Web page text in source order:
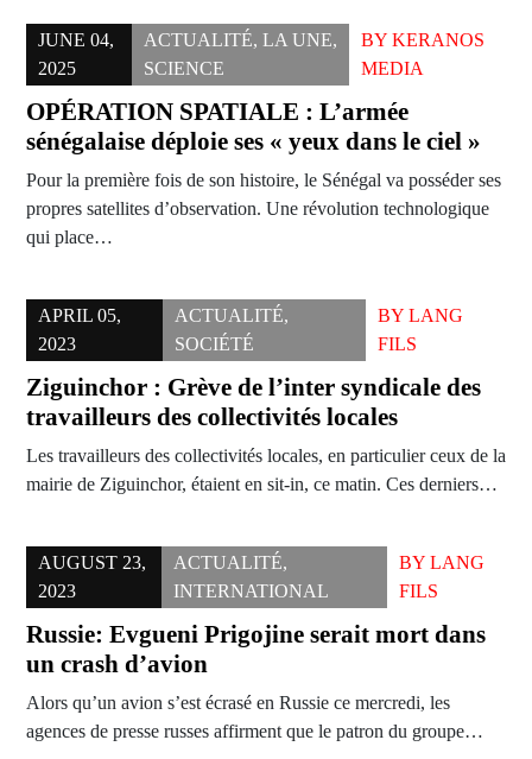
JUNE 04,
2025
ACTUALITÉ,LA UNE,
SCIENCE
BYKERANOS
MEDIA
OPÉRATION SPATIALE : L’armée
sénégalaise déploie ses « yeux dans le ciel »
Pour la première fois de son histoire, le Sénégal va posséder ses
propres satellites d’observation. Une révolution technologique
qui place…
APRIL 05,
2023
ACTUALITÉ,
SOCIÉTÉ
BY LANG
FILS
Ziguinchor : Grève de l’inter syndicale des
travailleurs des collectivités locales
Les travailleurs des collectivités locales, en particulier ceux de la
mairie de Ziguinchor, étaient en sit-in, ce matin. Ces derniers…
AUGUST 23,
2023
ACTUALITÉ,
INTERNATIONAL
BY LANG
FILS
Russie: Evgueni Prigojine serait mort dans
un crash d’avion
Alors qu’un avion s’est écrasé en Russie ce mercredi, les
agences de presse russes affirment que le patron du groupe…